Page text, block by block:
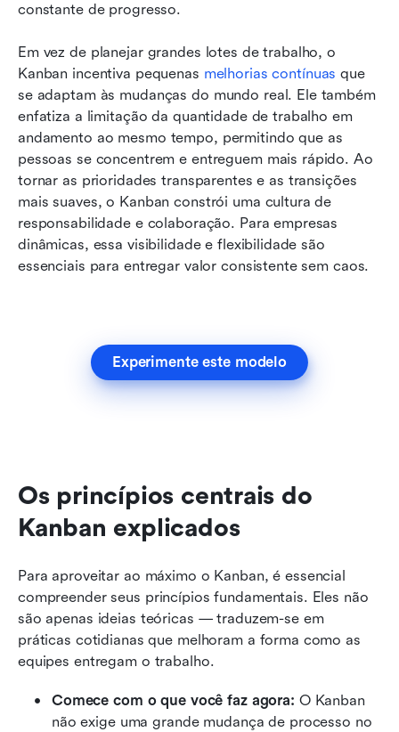
constante de progresso.
Em vez de planejar grandes lotes de trabalho, o
Kanban incentiva pequenas melhorias contínuas que
se adaptam às mudanças do mundo real. Ele também
enfatiza a limitação da quantidade de trabalho em
andamento ao mesmo tempo, permitindo que as
pessoas se concentrem e entreguem mais rápido. Ao
tornar as prioridades transparentes e as transições
mais suaves, o Kanban constrói uma cultura de
responsabilidade e colaboração. Para empresas
dinâmicas, essa visibilidade e flexibilidade são
essenciais para entregar valor consistente sem caos.
Experimente este modelo
Os princípios centrais do
Kanban explicados
Para aproveitar ao máximo o Kanban, é essencial
compreender seus princípios fundamentais. Eles não
são apenas ideias teóricas — traduzem-se em
práticas cotidianas que melhoram a forma como as
equipes entregam o trabalho.
Comece com o que você faz agora: O Kanban
não exige uma grande mudança de processo no